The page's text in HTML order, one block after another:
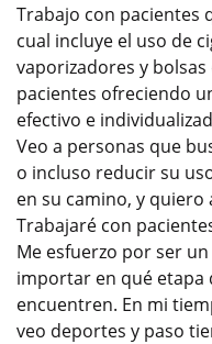
Trabajo con pacientes
cual incluye el uso de
vaporizadores y
pacientes ofreciendo
efectivo e
Veo a personas que
o incluso reducir su
en su camino, y quiero
Trabajaré con
Me esfuerzo por ser
importar en qué etapa
encuentren. En mi
veo deportes y paso